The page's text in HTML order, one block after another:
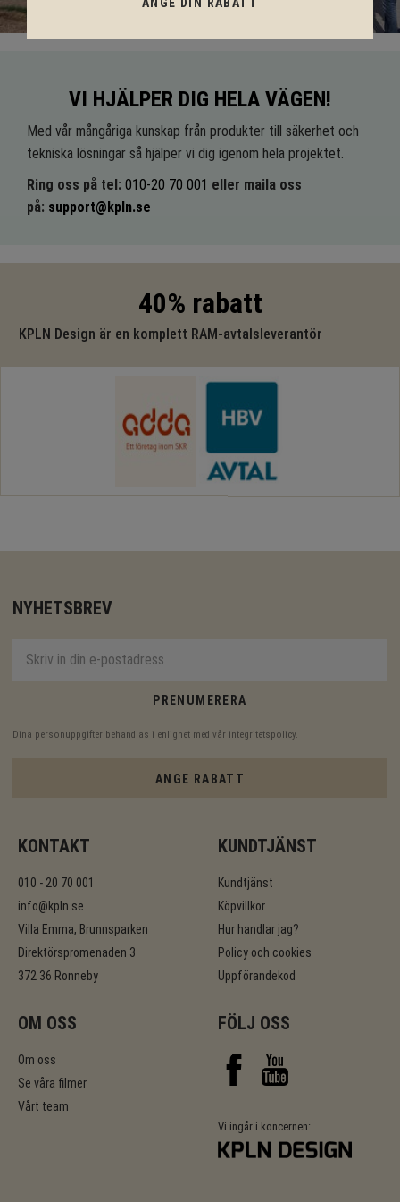
VI HJÄLPER DIG HELA VÄGEN!
Med vår mångåriga kunskap från produkter till säkerhet och
tekniska lösningar så hjälper vi dig igenom hela projektet.
Ring oss på tel: 010-20 70 001 eller maila oss
på: support@kpln.se
40% rabatt
KPLN Design är en komplett RAM-avtalsleverantör
NYHETSBREV
PRENUMERERA
Dina personuppgifter behandlas i enlighet med vår integritetspolicy
ANGE RABATT
KONTAKT
010 - 20 70 001
info@kpln.se
Villa Emma, Brunnsparken
Direktörspromenaden 3
372 36 Ronneby
KUNDTJÄNST
Kundtjänst
Köpvillkor
Hur handlar jag?
Policy och cookies
Uppförandekod
OM OSS
Om oss
Se våra filmer
Vårt team
FÖLJ OSS
Vi ingår i koncernen:
ANGE DIN RABATT